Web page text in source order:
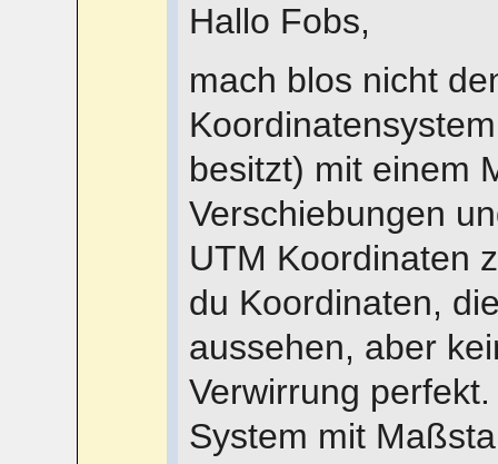
Hallo Fobs,
mach blos nicht
besitzt) mit einem
Verschiebungen
UTM Koordinaten
du Koordinaten,
aussehen, aber
Verwirrung
System mit